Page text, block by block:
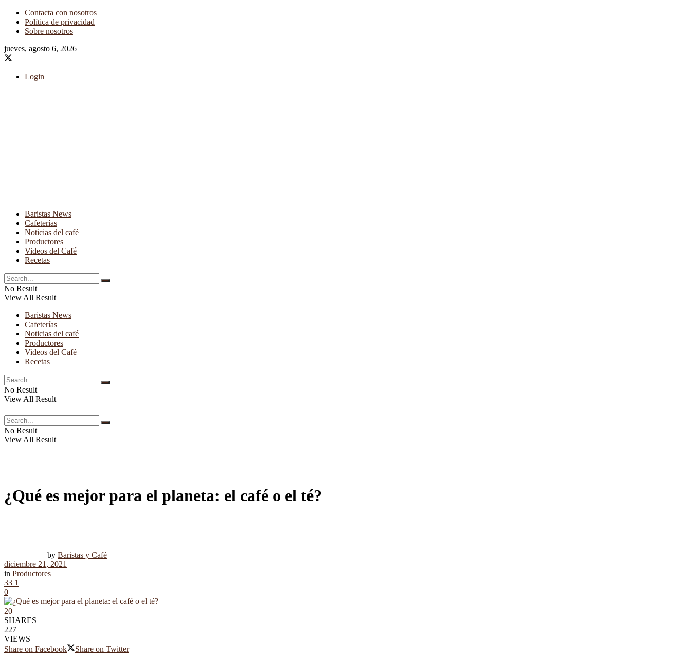
Contacta con nosotros
Política de privacidad
Sobre nosotros
jueves, agosto 6, 2026
Login
Baristas News
Cafeterías
Noticias del café
Productores
Videos del Café
Recetas
No Result
View All Result
Baristas News
Cafeterías
Noticias del café
Productores
Videos del Café
Recetas
No Result
View All Result
No Result
View All Result
¿Qué es mejor para el planeta: el café o el té?
by Baristas y Café
diciembre 21, 2021
in Productores
33 1
0
20
SHARES
227
VIEWS
Share on Facebook
Share on Twitter